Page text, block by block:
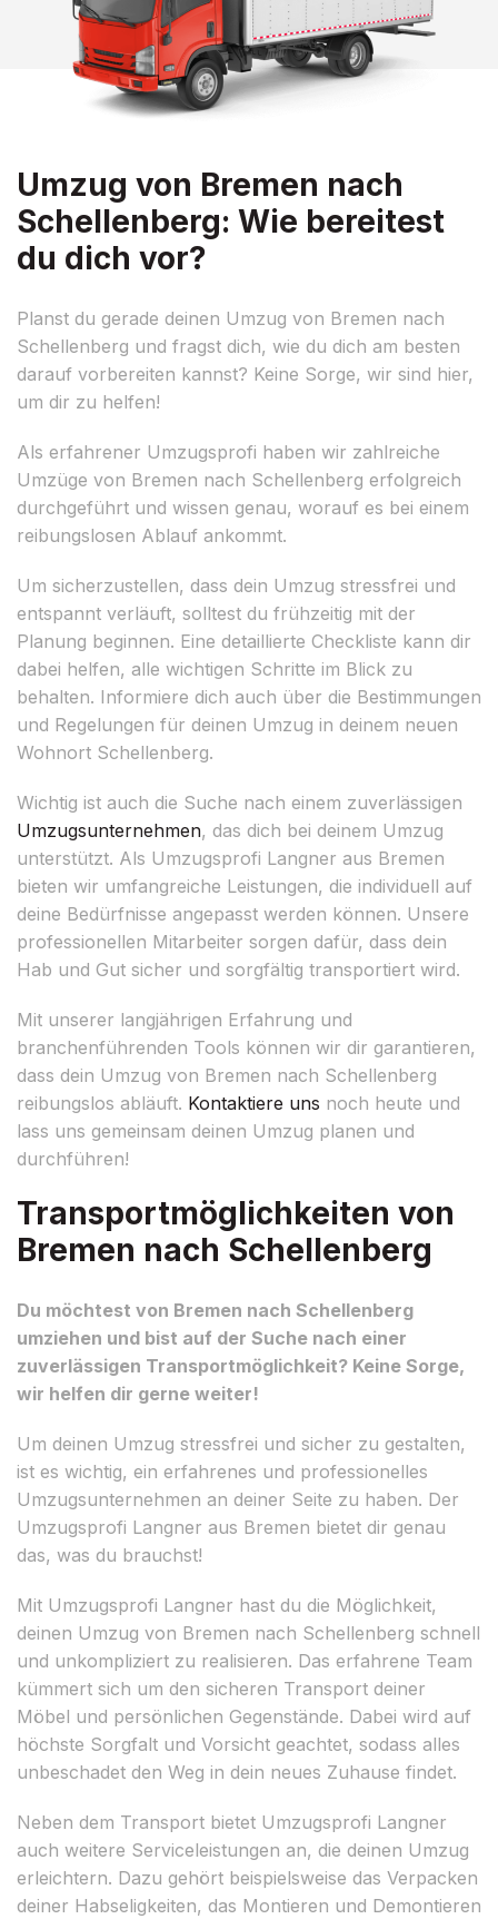
Umzug von Bremen nach
Schellenberg: Wie bereitest
du dich vor?
Planst du gerade deinen Umzug von Bremen nach
Schellenberg und fragst dich, wie du dich am besten
darauf vorbereiten kannst? Keine Sorge, wir sind hier,
um dir zu helfen!
Als erfahrener Umzugsprofi haben wir zahlreiche
Umzüge von Bremen nach Schellenberg erfolgreich
durchgeführt und wissen genau, worauf es bei einem
reibungslosen Ablauf ankommt.
Um sicherzustellen, dass dein Umzug stressfrei und
entspannt verläuft, solltest du frühzeitig mit der
Planung beginnen. Eine detaillierte Checkliste kann dir
dabei helfen, alle wichtigen Schritte im Blick zu
behalten. Informiere dich auch über die Bestimmungen
und Regelungen für deinen Umzug in deinem neuen
Wohnort Schellenberg.
Wichtig ist auch die Suche nach einem zuverlässigen
Umzugsunternehmen, das dich bei deinem Umzug
unterstützt. Als Umzugsprofi Langner aus Bremen
bieten wir umfangreiche Leistungen, die individuell auf
deine Bedürfnisse angepasst werden können. Unsere
professionellen Mitarbeiter sorgen dafür, dass dein
Hab und Gut sicher und sorgfältig transportiert wird.
Mit unserer langjährigen Erfahrung und
branchenführenden Tools können wir dir garantieren,
dass dein Umzug von Bremen nach Schellenberg
reibungslos abläuft. Kontaktiere uns noch heute und
lass uns gemeinsam deinen Umzug planen und
durchführen!
Transportmöglichkeiten von
Bremen nach Schellenberg
Du möchtest von Bremen nach Schellenberg
umziehen und bist auf der Suche nach einer
zuverlässigen Transportmöglichkeit? Keine Sorge,
wir helfen dir gerne weiter!
Um deinen Umzug stressfrei und sicher zu gestalten,
ist es wichtig, ein erfahrenes und professionelles
Umzugsunternehmen an deiner Seite zu haben. Der
Umzugsprofi Langner aus Bremen bietet dir genau
das, was du brauchst!
Mit Umzugsprofi Langner hast du die Möglichkeit,
deinen Umzug von Bremen nach Schellenberg schnell
und unkompliziert zu realisieren. Das erfahrene Team
kümmert sich um den sicheren Transport deiner
Möbel und persönlichen Gegenstände. Dabei wird auf
höchste Sorgfalt und Vorsicht geachtet, sodass alles
unbeschadet den Weg in dein neues Zuhause findet.
Neben dem Transport bietet Umzugsprofi Langner
auch weitere Serviceleistungen an, die deinen Umzug
erleichtern. Dazu gehört beispielsweise das Verpacken
deiner Habseligkeiten, das Montieren und Demontieren